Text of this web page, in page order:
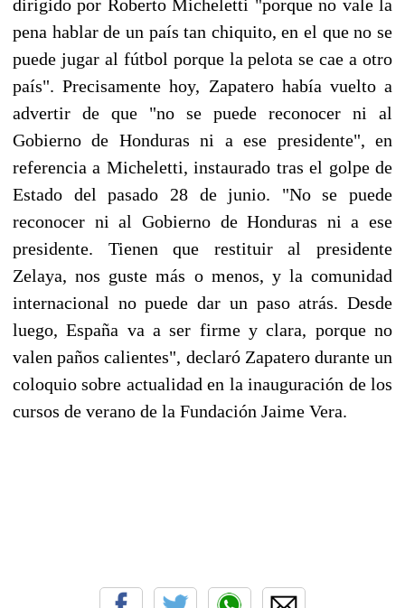
dirigido por Roberto Micheletti "porque no vale la
pena hablar de un país tan chiquito, en el que no se
puede jugar al fútbol porque la pelota se cae a otro
país". Precisamente hoy, Zapatero había vuelto a
advertir de que "no se puede reconocer ni al
Gobierno de Honduras ni a ese presidente", en
referencia a Micheletti, instaurado tras el golpe de
Estado del pasado 28 de junio. "No se puede
reconocer ni al Gobierno de Honduras ni a ese
presidente. Tienen que restituir al presidente
Zelaya, nos guste más o menos, y la comunidad
internacional no puede dar un paso atrás. Desde
luego, España va a ser firme y clara, porque no
valen paños calientes", declaró Zapatero durante un
coloquio sobre actualidad en la inauguración de los
cursos de verano de la Fundación Jaime Vera.